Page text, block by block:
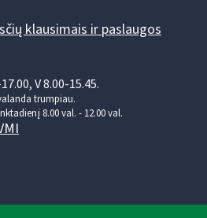
klausimais ir paslaugos
V 8.00-15.45.
trumpiau.
8.00 val. - 12.00 val.